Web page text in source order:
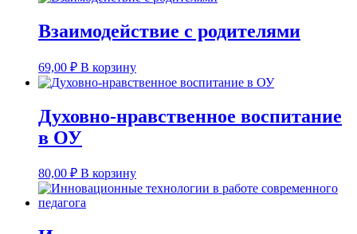
Взаимодействие с родителями
69,00 ₽ В корзину
Духовно-нравственное воспитание
в ОУ
80,00 ₽ В корзину